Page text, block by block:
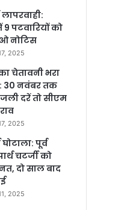
लापरवाही:
पटवारियों को
नोटिस
2025
चेतावनी भरा
30 नवंबर तक
दरें तो सीएम
2025
पूर्व
चटर्जी को
दो साल बाद
2025